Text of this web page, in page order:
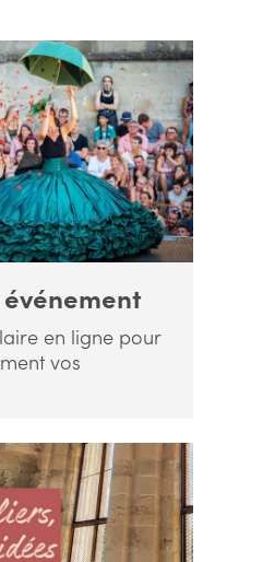
en ligne pour
vos